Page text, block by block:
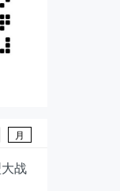
月
战